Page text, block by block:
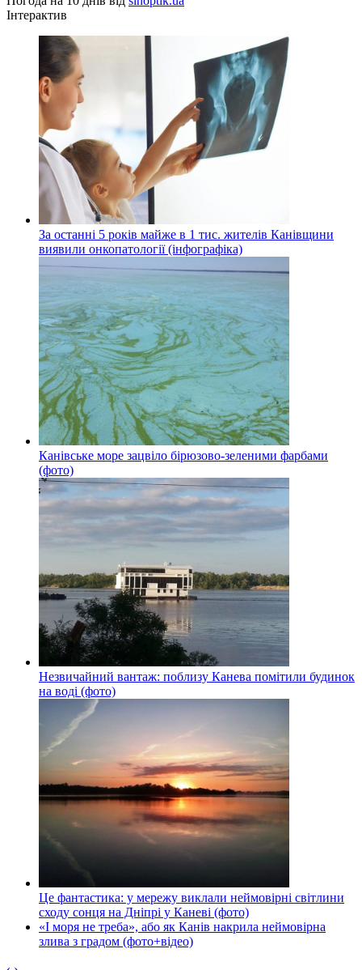
Інтерактив
За останні 5 років майже в 1 тис. жителів Канівщини
виявили онкопатології (інфографіка)
Канівське море зацвіло бірюзово-зеленими фарбами
(фото)
Незвичайний вантаж: поблизу Канева помітили будинок
на воді (фото)
Це фантастика: у мережу виклали неймовірні світлини
сходу сонця на Дніпрі у Каневі (фото)
«І моря не треба», або як Канів накрила неймовірна
злива з градом (фото+відео)